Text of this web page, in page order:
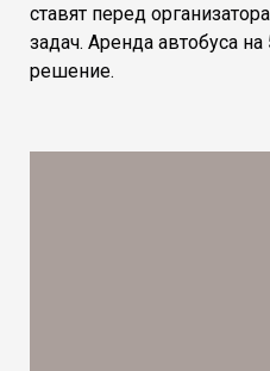
ставят перед
задач. Аренда автобуса
решение.